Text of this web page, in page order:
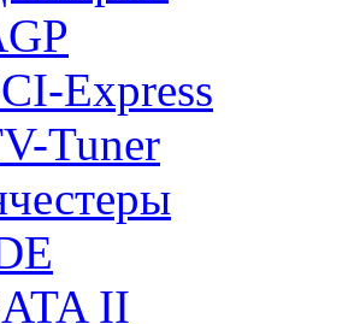
Express
Tuner
II